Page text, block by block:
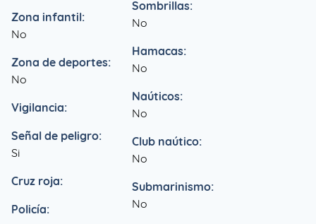
Zona infantil:
No
Zona de deportes:
No
Vigilancia:
Señal de peligro:
Si
Cruz roja:
Policía:
Sombrillas:
No
Hamacas:
No
Naúticos:
No
Club naútico:
No
Submarinismo:
No